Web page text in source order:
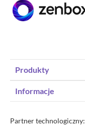
Produkty
Transfer domeny
Informacje
Program partnerski
Partner technologiczny: